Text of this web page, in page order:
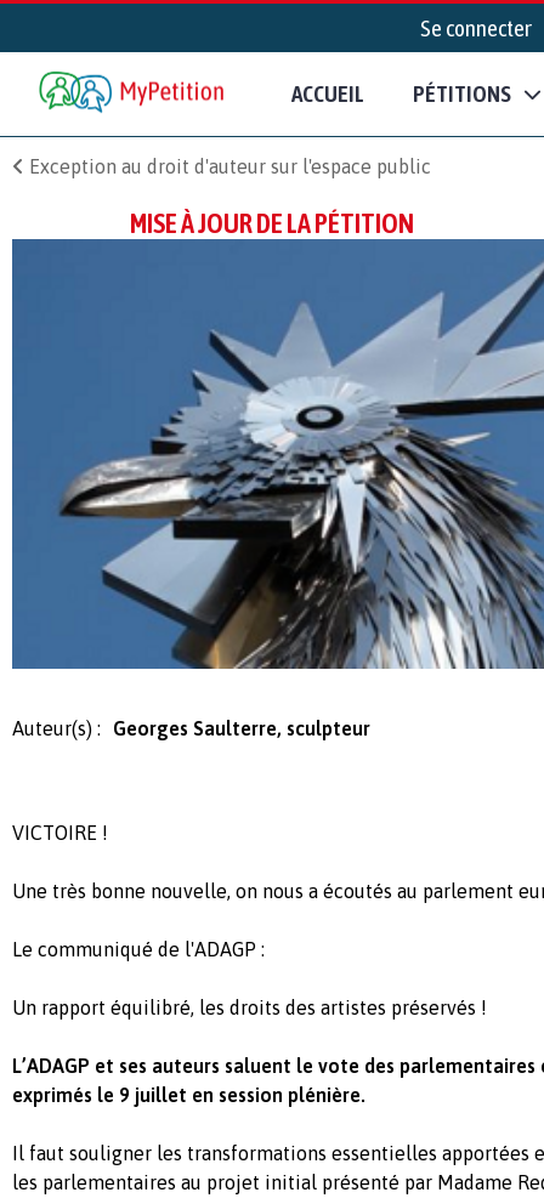
Se connecter
ACCUEIL PÉTITIONS
Exception au droit d'auteur sur l'espace public
MISE À JOUR DE LA PÉTITION
Auteur(s) : Georges Saulterre, sculpteur
VICTOIRE !
Une très bonne nouvelle, on nous a écoutés au parlement
Le communiqué de l'ADAGP :
Un rapport équilibré, les droits des artistes préservés !
L’ADAGP et ses auteurs saluent le vote des
exprimés le 9 juillet en session plénière.
Il faut souligner les transformations essentielles apportées
les parlementaires au projet initial présenté par Madame